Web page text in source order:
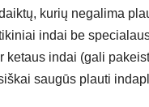
kurių negalima
indai be
ketaus indai (gali
saugūs plauti